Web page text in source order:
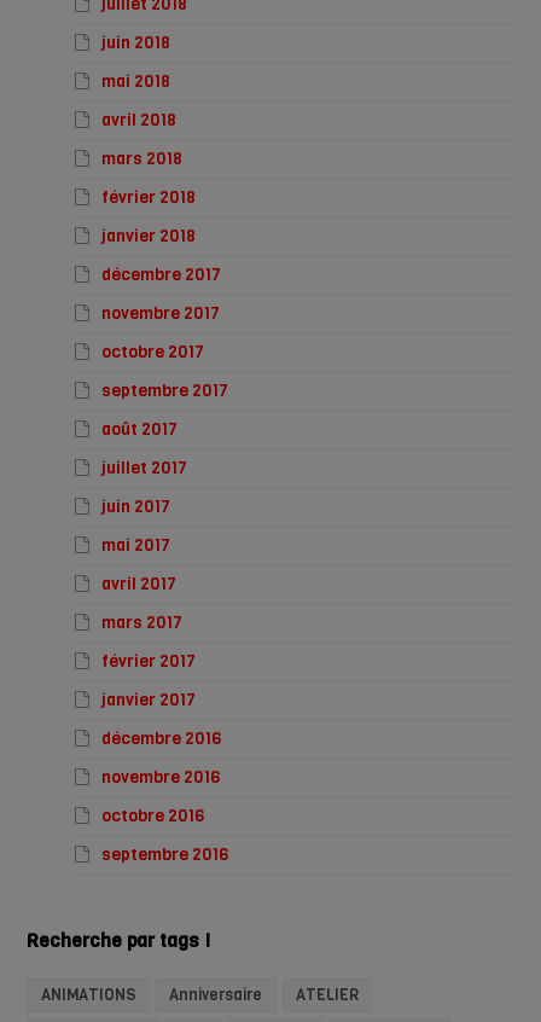
juin 2018
mai 2018
avril 2018
mars 2018
février 2018
janvier 2018
décembre 2017
novembre 2017
octobre 2017
septembre 2017
août 2017
juillet 2017
juin 2017
mai 2017
avril 2017
mars 2017
février 2017
janvier 2017
décembre 2016
novembre 2016
octobre 2016
septembre 2016
Recherche par tags !
ANIMATIONS Anniversaire
ATELIER